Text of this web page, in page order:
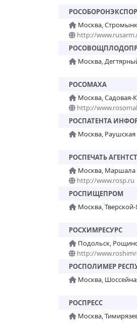
Москва,
http://
Москва,
РОСОМАХА
Москва, Садовая-
http://
РОСПАТЕНТА
Москва, Раушская
РОСПЕЧАТЬ
Москва, Маршала
http://www.rosp.ru
РОСПИЩЕПРОМ
Москва,
РОСХИМРЕСУРС
Подольск,
http://
РОСПОЛИМЕР
Москва,
РОСПРЕСС
Москва,